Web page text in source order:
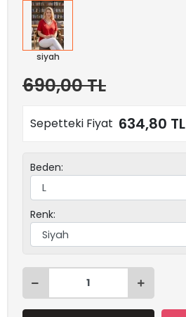
siyah
690,00 TL
Sepetteki Fiyat 634,80 TL
Beden:
Renk: